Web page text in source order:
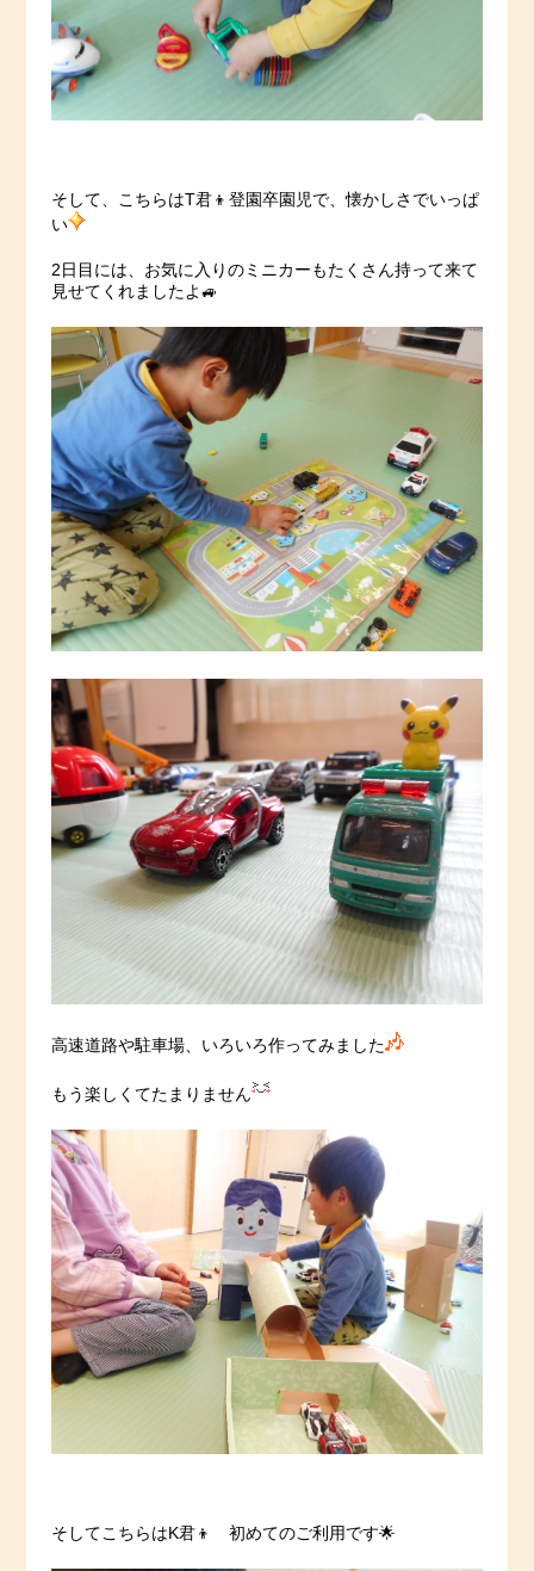
そして、こちらはT君👦登園卒園児で、懐かしさでいっぱ
い
2日目には、お気に入りのミニカーもたくさん持って来て
見せてくれましたよ🚙
高速道路や駐車場、いろいろ作ってみました
もう楽しくてたまりません
そしてこちらはK君👦 初めてのご利用です🌟